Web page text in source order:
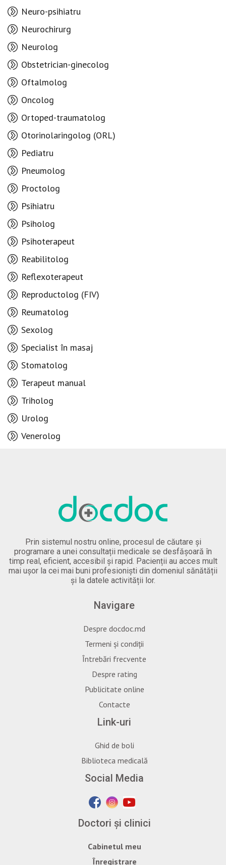
Neuro-psihiatru
Neurochirurg
Neurolog
Obstetrician-ginecolog
Oftalmolog
Oncolog
Ortoped-traumatolog
Otorinolaringolog (ORL)
Pediatru
Pneumolog
Proctolog
Psihiatru
Psiholog
Psihoterapeut
Reabilitolog
Reflexoterapeut
Reproductolog (FIV)
Reumatolog
Sexolog
Specialist în masaj
Stomatolog
Terapeut manual
Triholog
Urolog
Venerolog
Prin sistemul nostru online, procesul de căutare și
programare a unei consultații medicale se desfășoară în
timp real, eficient, accesibil și rapid. Pacienții au acces mult
mai ușor la cei mai buni profesioniști din domeniul sănătății
și la datele activității lor.
Navigare
Despre docdoc.md
Termeni și condiții
Întrebări frecvente
Despre rating
Publicitate online
Contacte
Link-uri
Ghid de boli
Biblioteca medicală
Social Media
Doctori și clinici
Cabinetul meu
Înregistrare